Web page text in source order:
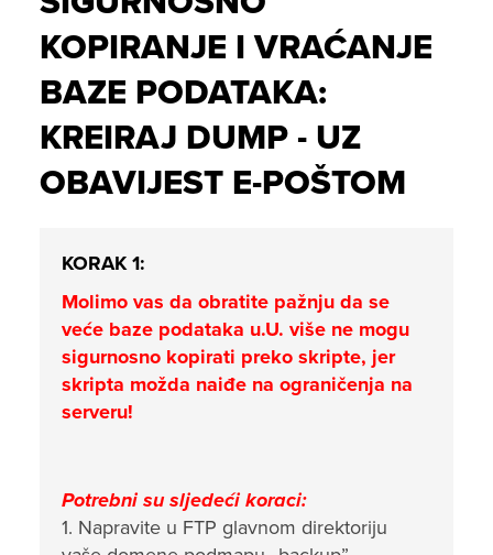
KOPIRANJE I VRAĆANJE
BAZE PODATAKA:
KREIRAJ DUMP - UZ
OBAVIJEST E-POŠTOM
KORAK 1:
Molimo vas da obratite pažnju da se
veće baze podataka u.U. više ne mogu
sigurnosno kopirati preko skripte, jer
skripta možda naiđe na ograničenja na
serveru!
Potrebni su sljedeći koraci:
1. Napravite u FTP glavnom direktoriju